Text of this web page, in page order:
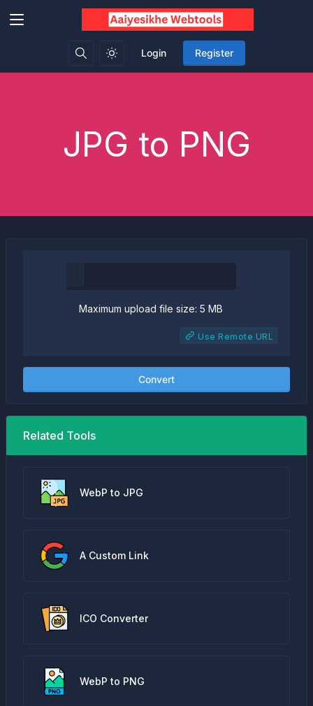
Login Register
JPG to PNG
Maximum upload file size: 5 MB
Use Remote URL
Convert
Related Tools
WebP to JPG
A Custom Link
ICO Converter
WebP to PNG